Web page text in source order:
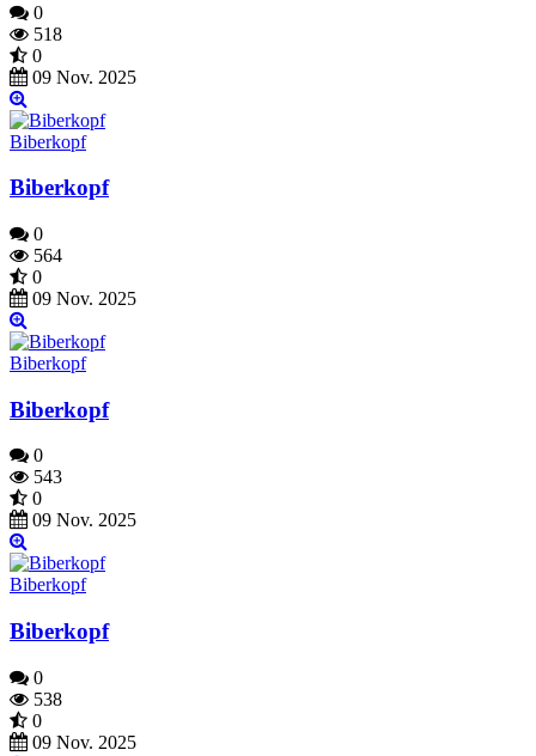
0
518
0
09 Nov. 2025
Biberkopf
Biberkopf
0
564
0
09 Nov. 2025
Biberkopf
Biberkopf
0
543
0
09 Nov. 2025
Biberkopf
Biberkopf
0
538
0
09 Nov. 2025